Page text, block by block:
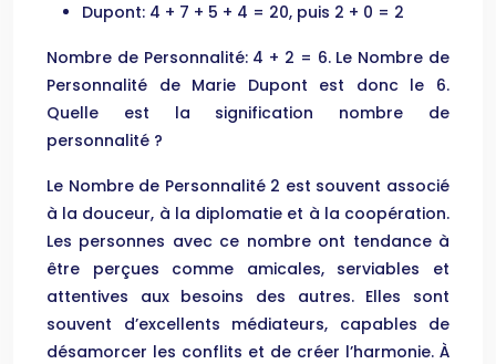
Dupont: 4 + 7 + 5 + 4 = 20, puis 2 + 0 = 2
Nombre de Personnalité: 4 + 2 = 6. Le Nombre de
Personnalité de Marie Dupont est donc le 6.
Quelle est la signification nombre de
personnalité ?
Le Nombre de Personnalité 2 est souvent associé
à la douceur, à la diplomatie et à la coopération.
Les personnes avec ce nombre ont tendance à
être perçues comme amicales, serviables et
attentives aux besoins des autres. Elles sont
souvent d’excellents médiateurs, capables de
désamorcer les conflits et de créer l’harmonie. À